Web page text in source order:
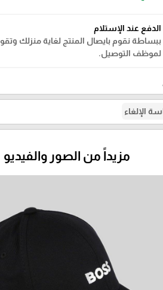
الدفع عند الإستلام
ببساطة نقوم بايصال المنتج لغاية منزلك
لموظف التوصيل.
الإلغاء
مزيداً من الصور والفيديو